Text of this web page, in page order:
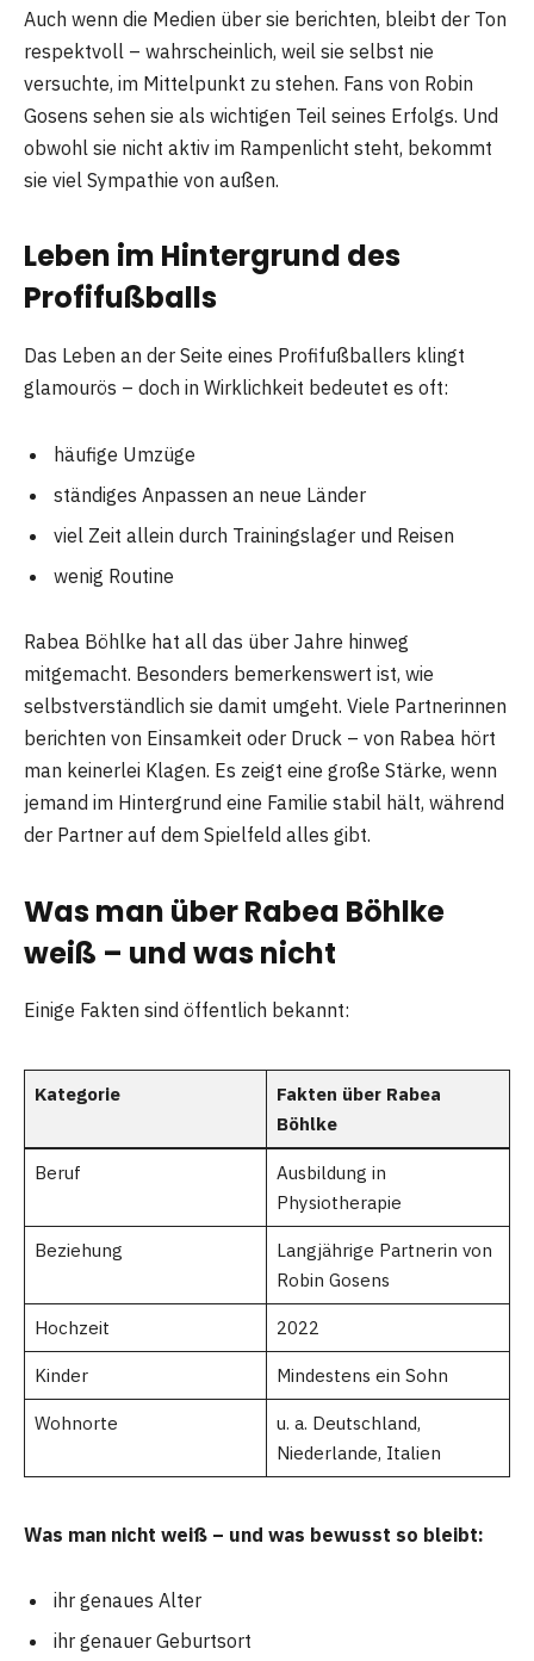
Auch wenn die Medien über sie berichten, bleibt der Ton
respektvoll – wahrscheinlich, weil sie selbst nie
versuchte, im Mittelpunkt zu stehen. Fans von Robin
Gosens sehen sie als wichtigen Teil seines Erfolgs. Und
obwohl sie nicht aktiv im Rampenlicht steht, bekommt
sie viel Sympathie von außen.
Leben im Hintergrund des
Profifußballs
Das Leben an der Seite eines Profifußballers klingt
glamourös – doch in Wirklichkeit bedeutet es oft:
häufige Umzüge
ständiges Anpassen an neue Länder
viel Zeit allein durch Trainingslager und Reisen
wenig Routine
Rabea Böhlke hat all das über Jahre hinweg
mitgemacht. Besonders bemerkenswert ist, wie
selbstverständlich sie damit umgeht. Viele Partnerinnen
berichten von Einsamkeit oder Druck – von Rabea hört
man keinerlei Klagen. Es zeigt eine große Stärke, wenn
jemand im Hintergrund eine Familie stabil hält, während
der Partner auf dem Spielfeld alles gibt.
Was man über Rabea Böhlke
weiß – und was nicht
Einige Fakten sind öffentlich bekannt:
Kategorie
Fakten über Rabea
Böhlke
Beruf
Ausbildung in
Physiotherapie
Beziehung
Langjährige Partnerin von
Robin Gosens
Hochzeit 2022
Kinder Mindestens ein Sohn
Wohnorte
u. a. Deutschland,
Niederlande, Italien
Was man nicht weiß – und was bewusst so bleibt:
ihr genaues Alter
ihr genauer Geburtsort